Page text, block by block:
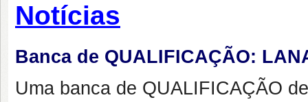
Notícias
Banca de QUALIFICAÇÃO:
Uma banca de QUALIFICAÇÃO